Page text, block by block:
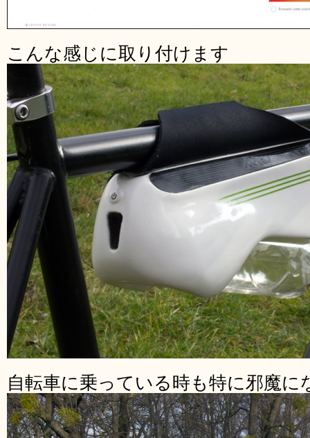
こんな感じに取り付けます
自転車に乗っている時も特に邪魔に